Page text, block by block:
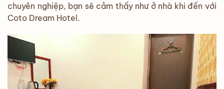
chuyên nghiệp, bạn sẽ cảm thấy như ở nhà khi đến với
Coto Dream Hotel.